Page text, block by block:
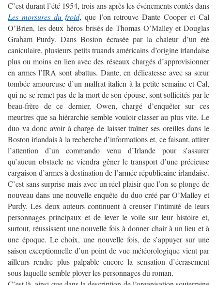
C’est durant l’été 1954, trois ans après les événements contés dans
Les morsures du froid, que l’on retrouve Dante Cooper et Cal
O’Brien, les deux héros brisés de Thomas O’Malley et Douglas
Graham Purdy. Dans Boston écrasée par la chaleur d’un été
caniculaire, plusieurs petits truands américains d’origine irlandaise
plus ou moins en lien avec des réseaux chargés d’approvisionner
en armes l’IRA sont abattus. Dante, en délicatesse avec sa sœur
tombée amoureuse d’un malfrat italien à la petite semaine et Cal,
qui ne se remet pas de la mort de son épouse, sont sollicités par le
beau-frère de ce dernier, Owen, chargé d’enquêter sur ces
meurtres que sa hiérarchie semble vouloir classer au plus vite. Le
duo va donc avoir à charge de laisser traîner ses oreilles dans le
Boston irlandais à la recherche d’informations et, ce faisant, attirer
l’attention d’un commando venu d’Irlande pour s’assurer
qu’aucun obstacle ne viendra gêner le transport d’une précieuse
cargaison d’armes à destination de l’armée républicaine irlandaise.
C’est sans surprise mais avec un réel plaisir que l’on se plonge de
nouveau dans une nouvelle enquête du duo créé par O’Malley et
Purdy. Les deux auteurs continuent à creuser l’intimité de leurs
personnages principaux et de lever le voile sur leur histoire et,
surtout, réussissent une nouvelle fois à donner chair à un lieu et à
une époque. Le choix, une nouvelle fois, de s’appuyer sur une
saison exceptionnelle d’un point de vue météorologique vient par
ailleurs rendre plus palpable encore la sensation d’écrasement
sous laquelle semble ployer les personnages du roman.